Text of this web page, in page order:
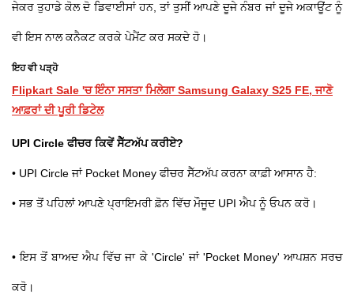
ਜੇਕਰ ਤੁਹਾਡੇ ਕੋਲ ਦੋ ਡਿਵਾਈਸਾਂ ਹਨ, ਤਾਂ ਤੁਸੀਂ ਆਪਣੇ ਦੂਜੇ ਨੰਬਰ ਜਾਂ ਦੂਜੇ ਅਕਾਊਂਟ ਨੂੰ
ਵੀ ਇਸ ਨਾਲ ਕਨੈਕਟ ਕਰਕੇ ਪੇਮੈਂਟ ਕਰ ਸਕਦੇ ਹੋ।
ਇਹ ਵੀ ਪੜ੍ਹੋ
Flipkart Sale 'ਚ ਇੰਨਾ ਸਸਤਾ ਮਿਲੇਗਾ Samsung Galaxy S25 FE, ਜਾਣੋ
ਆਫ਼ਰਾਂ ਦੀ ਪੂਰੀ ਡਿਟੇਲ
UPI Circle ਫੀਚਰ ਕਿਵੇਂ ਸੈੱਟਅੱਪ ਕਰੀਏ?
• UPI Circle ਜਾਂ Pocket Money ਫੀਚਰ ਸੈੱਟਅੱਪ ਕਰਨਾ ਕਾਫ਼ੀ ਆਸਾਨ ਹੈ:
• ਸਭ ਤੋਂ ਪਹਿਲਾਂ ਆਪਣੇ ਪ੍ਰਾਇਮਰੀ ਫ਼ੋਨ ਵਿੱਚ ਮੌਜੂਦ UPI ਐਪ ਨੂੰ ਓਪਨ ਕਰੋ।
• ਇਸ ਤੋਂ ਬਾਅਦ ਐਪ ਵਿੱਚ ਜਾ ਕੇ 'Circle' ਜਾਂ 'Pocket Money' ਆਪਸ਼ਨ ਸਰਚ
ਕਰੋ।